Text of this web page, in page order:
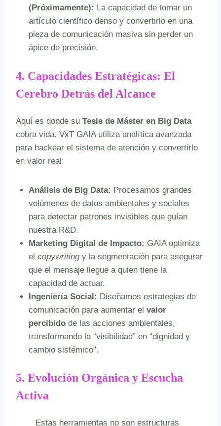
(Próximamente): La capacidad de tomar un
artículo científico denso y convertirlo en una
pieza de comunicación masiva sin perder un
ápice de precisión.
4. Capacidades Estratégicas: El
Cerebro Detrás del Alcance
Aquí es donde su Tesis de Máster en Big Data
cobra vida. VxT GAIA utiliza analítica avanzada
para hackear el sistema de atención y convertirlo
en valor real:
Análisis de Big Data: Procesamos grandes
volúmenes de datos ambientales y sociales
para detectar patrones invisibles que guían
nuestra R&D.
Marketing Digital de Impacto: GAIA optimiza
el copywritingy la segmentación para asegurar
que el mensaje llegue a quien tiene la
capacidad de actuar.
Ingeniería Social: Diseñamos estrategias de
comunicación para aumentar el valor
percibidode las acciones ambientales,
transformando la “visibilidad” en “dignidad y
cambio sistémico”.
5. Evolución Orgánica y Escucha
Activa
Estas herramientas no son estructuras